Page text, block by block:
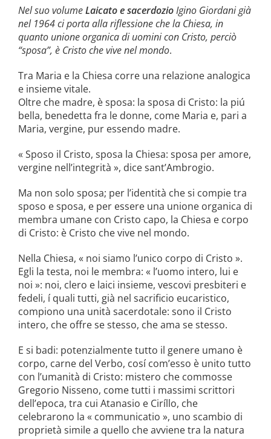
notizie
Nel suo volumeLaicato e sacerdozioIgino Giordani già
nel 1964 ci porta alla riflessione che la Chiesa, in
quanto unione organica di uomini con Cristo, perciò
“sposa”, è Cristo che vive nel mondo.
Tra Maria e la Chiesa corre una relazione analogica
e insieme vitale.
Oltre che madre, è sposa: la sposa di Cristo: la piú
bella, benedetta fra le donne, come Maria e, pari a
Maria, vergine, pur essendo madre.
« Sposo il Cristo, sposa la Chiesa: sposa per amore,
vergine nell’integrità », dice sant’Ambrogio.
Ma non solo sposa; per l’identità che si compie tra
sposo e sposa, e per essere una unione organica di
membra umane con Cristo capo, la Chiesa e corpo
di Cristo: è Cristo che vive nel mondo.
Nella Chiesa, « noi siamo l’unico corpo di Cristo ».
Egli la testa, noi le membra: « l’uomo intero, lui e
noi »: noi, clero e laici insieme, vescovi presbiteri e
fedeli, í quali tutti, già nel sacrificio eucaristico,
compiono una unità sacerdotale: sono il Cristo
intero, che offre se stesso, che ama se stesso.
E si badi: potenzialmente tutto il genere umano è
corpo, carne del Verbo, cosí com’esso è unito tutto
con l’umanità di Cristo: mistero che commosse
Gregorio Nisseno, come tutti i massimi scrittori
dell’epoca, tra cui Atanasio e Ciríllo, che
celebrarono la « communicatio », uno scambio di
proprietà simile a quello che avviene tra la natura